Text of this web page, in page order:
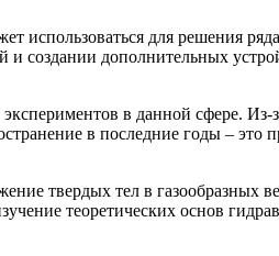
использоваться для решения
и создании дополнительных
в данной сфере. Из-
в последние годы – это
твердых тел в газообразных
теоретических основ